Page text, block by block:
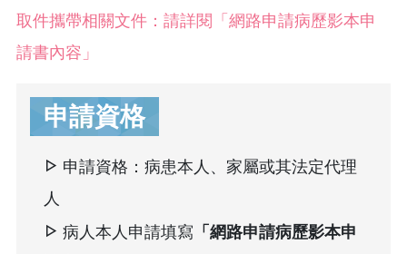
取件攜帶相關文件：請詳閱「網路申請病歷影本申
請書內容」
申請資格
申請資格：病患本人、家屬或其法定代理
人
病人本人申請填寫 「網路申請病歷影本申